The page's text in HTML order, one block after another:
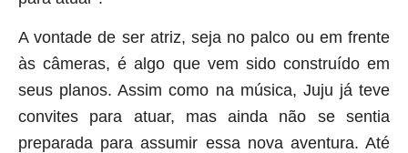
A vontade de ser atriz, seja no palco ou em frente
às câmeras, é algo que vem sido construído em
seus planos. Assim como na música, Juju já teve
convites para atuar, mas ainda não se sentia
preparada para assumir essa nova aventura. Até